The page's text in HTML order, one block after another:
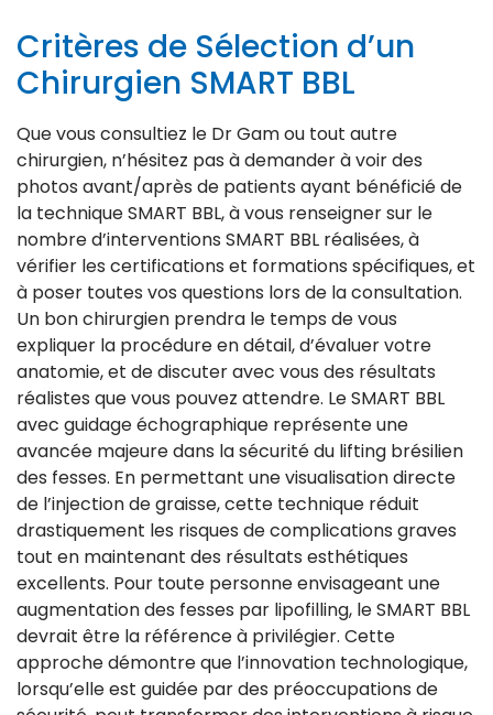
Critères de Sélection d’un
Chirurgien SMART BBL
Que vous consultiez le Dr Gam ou tout autre
chirurgien, n’hésitez pas à demander à voir des
photos avant/après de patients ayant bénéficié de
la technique SMART BBL, à vous renseigner sur le
nombre d’interventions SMART BBL réalisées, à
vérifier les certifications et formations spécifiques, et
à poser toutes vos questions lors de la consultation.
Un bon chirurgien prendra le temps de vous
expliquer la procédure en détail, d’évaluer votre
anatomie, et de discuter avec vous des résultats
réalistes que vous pouvez attendre. Le SMART BBL
avec guidage échographique représente une
avancée majeure dans la sécurité du lifting brésilien
des fesses. En permettant une visualisation directe
de l’injection de graisse, cette technique réduit
drastiquement les risques de complications graves
tout en maintenant des résultats esthétiques
excellents. Pour toute personne envisageant une
augmentation des fesses par lipofilling, le SMART BBL
devrait être la référence à privilégier. Cette
approche démontre que l’innovation technologique,
lorsqu’elle est guidée par des préoccupations de